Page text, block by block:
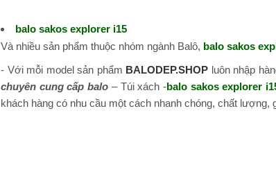
balo sakos explorer i15
Và nhiều sản phẩm thuộc nhóm ngành Balô, balo sakos
- Với mỗi model sản phẩm BALODEP.SHOP luôn nhập
chuyên cung cấp balo – Túi xách -balo sakos explorer
khách hàng có nhu cầu một cách nhanh chóng, chất lượng,